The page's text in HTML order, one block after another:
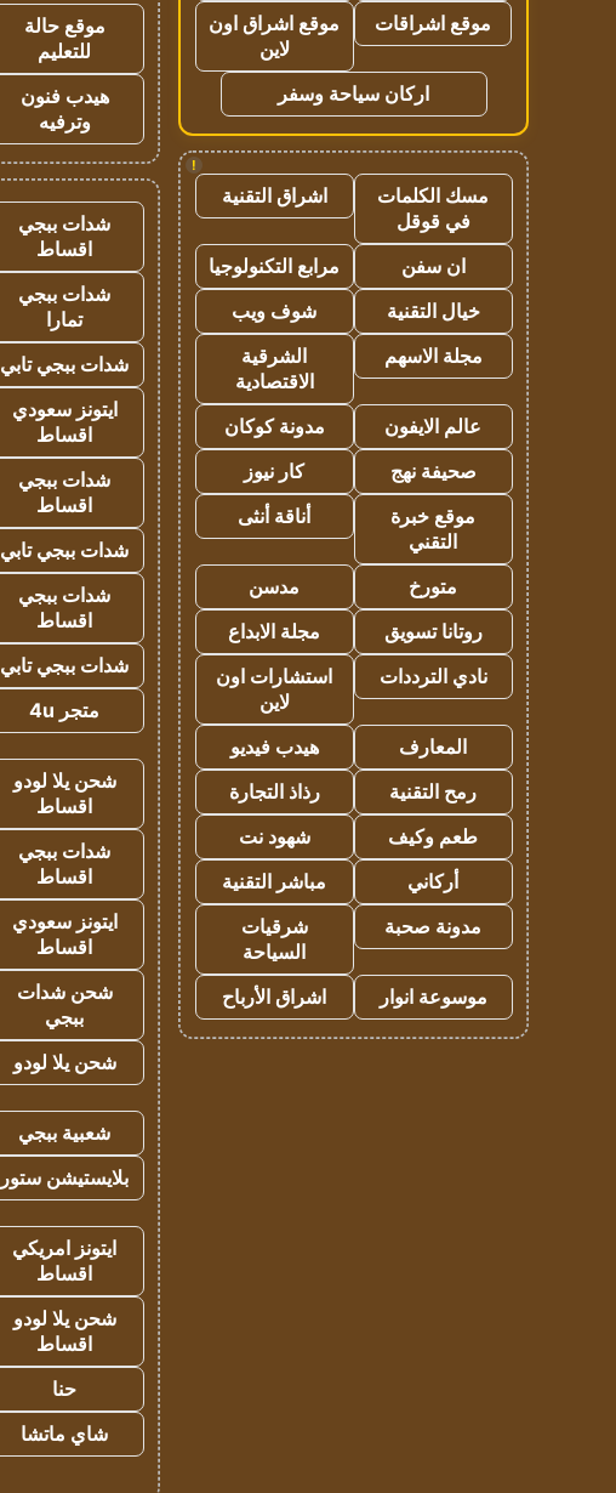
موقع اشراقات
موقع اشراق اون
لاين
اركان سياحة وسفر
!
مسك الكلمات
في قوقل
اشراق التقنية
ان سفن
مرابع التكنولوجيا
خيال التقنية
شوف ويب
مجلة الاسهم
الشرقية
الاقتصادية
عالم الايفون
مدونة كوكان
صحيفة نهج
كار نيوز
موقع خبرة
التقني
أناقة أنثى
متورخ
مدسن
روتانا تسويق
مجلة الابداع
نادي الترددات
استشارات اون
لاين
المعارف
هيدب فيديو
رمح التقنية
رذاذ التجارة
طعم وكيف
شهود نت
أركاني
مباشر التقنية
مدونة صحبة
شرقيات
السياحة
موسوعة انوار
اشراق الأرباح
موقع حالة
للتعليم
هيدب فنون
وترفيه
شدات ببجي
اقساط
شدات ببجي
تمارا
شدات ببجي تابي
ايتونز سعودي
اقساط
شدات ببجي
اقساط
شدات ببجي تابي
شدات ببجي
اقساط
شدات ببجي تابي
متجر 4u
شحن يلا لودو
اقساط
شدات ببجي
اقساط
ايتونز سعودي
اقساط
شحن شدات
ببجي
شحن يلا لودو
شعبية ببجي
بلايستيشن ستور
ايتونز امريكي
اقساط
شحن يلا لودو
اقساط
حنا
شاي ماتشا